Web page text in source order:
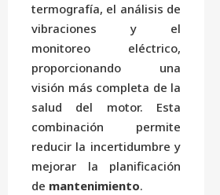
termografía, el análisis de
vibraciones y el
monitoreo eléctrico,
proporcionando una
visión más completa de la
salud del motor. Esta
combinación permite
reducir la incertidumbre y
mejorar la planificación
de mantenimiento.